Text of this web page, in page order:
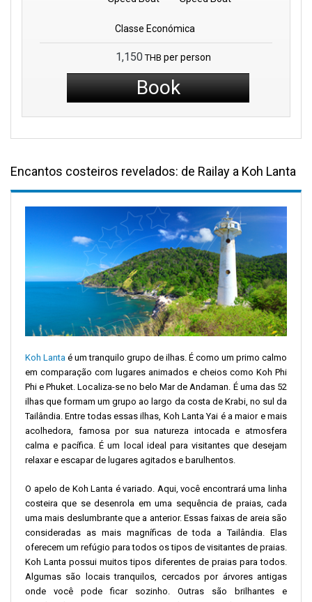
Classe Económica
1,150 THB per person
Book
Encantos costeiros revelados: de Railay a Koh Lanta
Koh Lanta é um tranquilo grupo de ilhas. É como um primo calmo
em comparação com lugares animados e cheios como Koh Phi
Phi e Phuket. Localiza-se no belo Mar de Andaman. É uma das 52
ilhas que formam um grupo ao largo da costa de Krabi, no sul da
Tailândia. Entre todas essas ilhas, Koh Lanta Yai é a maior e mais
acolhedora, famosa por sua natureza intocada e atmosfera
calma e pacífica. É um local ideal para visitantes que desejam
relaxar e escapar de lugares agitados e barulhentos.
O apelo de Koh Lanta é variado. Aqui, você encontrará uma linha
costeira que se desenrola em uma sequência de praias, cada
uma mais deslumbrante que a anterior. Essas faixas de areia são
consideradas as mais magníficas de toda a Tailândia. Elas
oferecem um refúgio para todos os tipos de visitantes de praias.
Koh Lanta possui muitos tipos diferentes de praias para todos.
Algumas são locais tranquilos, cercados por árvores antigas
onde você pode ficar sozinho. Outras são brilhantes e